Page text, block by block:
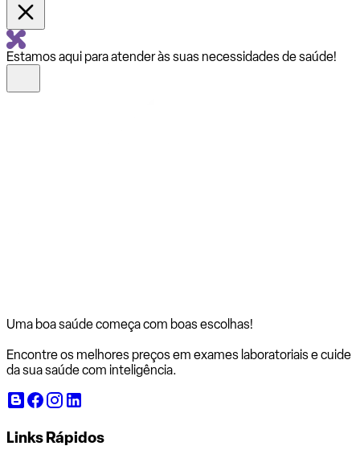
Estamos aqui para atender às suas necessidades de saúde!
Uma boa saúde começa com boas escolhas!
Encontre os melhores preços em exames laboratoriais e cuide
da sua saúde com inteligência.
Links Rápidos